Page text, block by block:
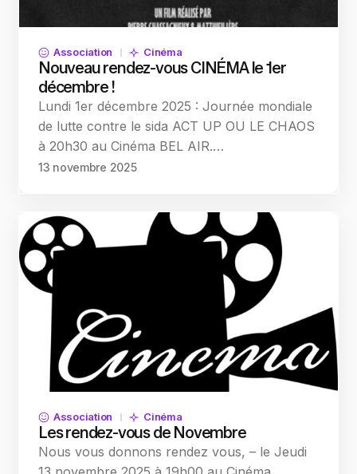
Association Cinéma
Nouveau rendez-vous CINÉMA le 1er
décembre !
Lundi 1er décembre 2025 : Journée mondiale
de lutte contre le sida ACT UP OU LE CHAOS
à 20h30 au Cinéma BEL AIR.…
13 novembre 2025
Association Cinéma
Les rendez-vous de Novembre
Nous vous donnons rendez vous, – le Jeudi